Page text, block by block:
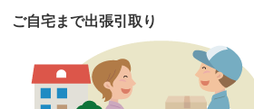
第39回人形供養祭令和2年10月
第38回人形供養祭 令和2年8月
ご自宅まで出張引取り